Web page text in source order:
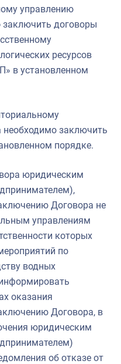
управлению
договоры
ресурсов
в установленном
заключить
порядке.
юридическим
Договора не
управлениям
которых
по
водных
оказания
Договора, в
юридическим
об отказе от